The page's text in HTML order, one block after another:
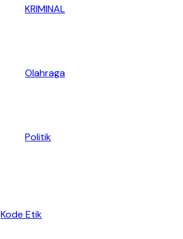
KRIMINAL
Olahraga
Politik
Kode Etik